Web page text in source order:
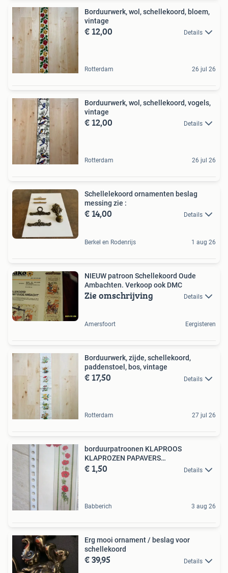
Borduurwerk, wol, schellekoord, bloem,
vintage
€ 12,00 Details
Rotterdam 26 jul 26
Borduurwerk, wol, schellekoord, vogels,
vintage
€ 12,00 Details
Rotterdam 26 jul 26
Schellelekoord ornamenten beslag
messing zie :
€ 14,00 Details
Berkel en Rodenrijs 1 aug 26
NIEUW patroon Schellekoord Oude
Ambachten. Verkoop ook DMC
Zie omschrijving Details
Amersfoort Eergisteren
Borduurwerk, zijde, schellekoord,
paddenstoel, bos, vintage
€ 17,50 Details
Rotterdam 27 jul 26
borduurpatroonen KLAPROOS
KLAPROZEN PAPAVERS
SCHELLEKOORD
€ 1,50 Details
Babberich 3 aug 26
Erg mooi ornament / beslag voor
schellekoord
€ 39,95 Details